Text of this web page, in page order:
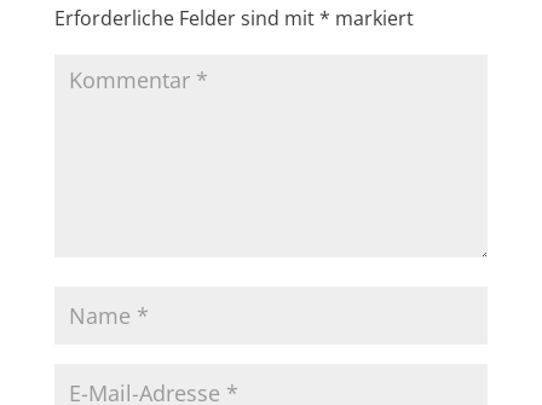
Erforderliche Felder sind mit* markiert